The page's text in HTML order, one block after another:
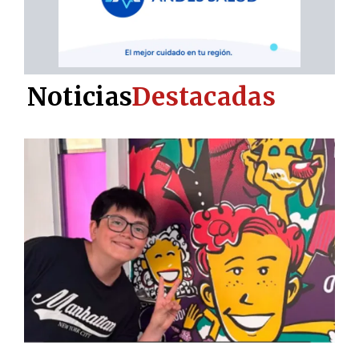
NoticiasDestacadas